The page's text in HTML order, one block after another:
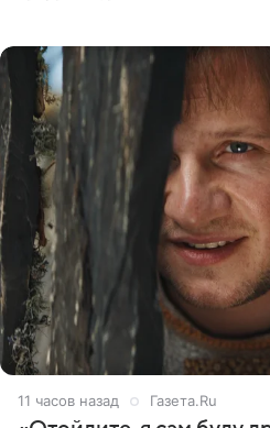
11 часов назад Газета.Ru